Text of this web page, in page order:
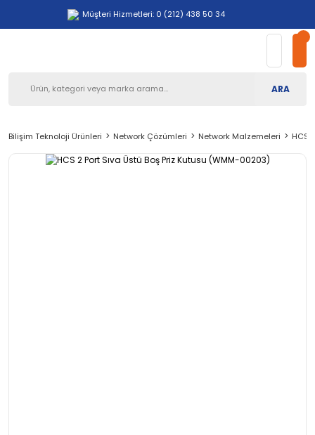
Müşteri Hizmetleri: 0 (212) 438 50 34
ARA
Bilişim Teknoloji Ürünleri Network Çözümleri Network Malzemeleri HCS